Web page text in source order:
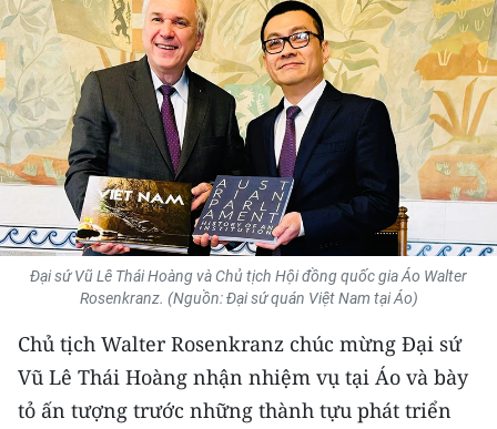
GIÁO DỤC
Y TẾ
KHOA HỌC - CÔNG NGHỆ
MÔI TRƯỜNG
BẠN ĐỌC
KIỂM CHỨNG THÔNG TIN
TRI THỨC CHUYÊN SÂU
54 DÂN TỘC VIỆT NAM
Đại sứ Vũ Lê Thái Hoàng và Chủ tịch Hội đồng quốc gia Áo Walter
Rosenkranz. (Nguồn: Đại sứ quán Việt Nam tại Áo)
Chủ tịch Walter Rosenkranz chúc mừng Đại sứ
Vũ Lê Thái Hoàng nhận nhiệm vụ tại Áo và bày
tỏ ấn tượng trước những thành tựu phát triển